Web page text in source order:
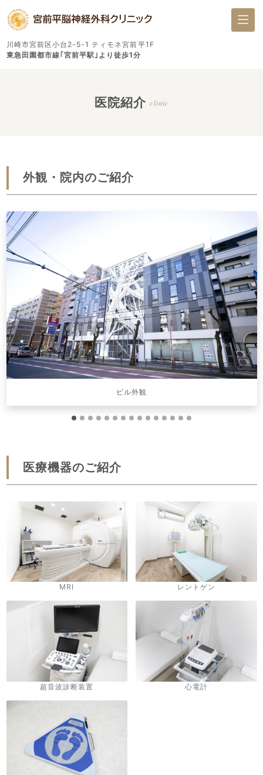
川崎市宮前区小台2-5-1 ティモネ宮前平1F
東急田園都市線｢宮前平駅｣より徒歩1分
医院紹介clinic
外観・院内のご紹介
ビル外観
Previous Next
医療機器のご紹介
MRI レントゲン
超音波診断装置 心電計